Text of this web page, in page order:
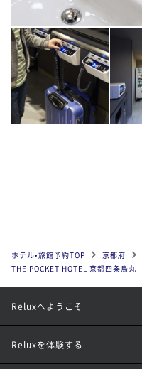
ホテル•旅館予約TOP 京都府
THE POCKET HOTEL 京都四条烏丸
Reluxへようこそ
Reluxを体験する